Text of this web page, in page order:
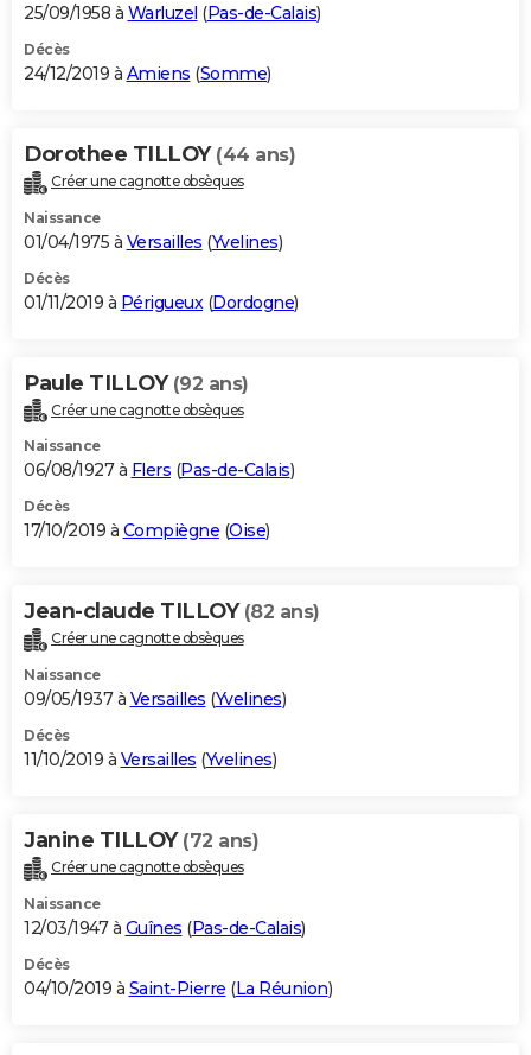
25/09/1958 à Warluzel (Pas-de-Calais)
Décès
24/12/2019 à Amiens (Somme)
Dorothee TILLOY (44 ans)
Créer une cagnotte obsèques
Naissance
01/04/1975 à Versailles (Yvelines)
Décès
01/11/2019 à Périgueux (Dordogne)
Paule TILLOY (92 ans)
Créer une cagnotte obsèques
Naissance
06/08/1927 à Flers (Pas-de-Calais)
Décès
17/10/2019 à Compiègne (Oise)
Jean-claude TILLOY (82 ans)
Créer une cagnotte obsèques
Naissance
09/05/1937 à Versailles (Yvelines)
Décès
11/10/2019 à Versailles (Yvelines)
Janine TILLOY (72 ans)
Créer une cagnotte obsèques
Naissance
12/03/1947 à Guînes (Pas-de-Calais)
Décès
04/10/2019 à Saint-Pierre (La Réunion)